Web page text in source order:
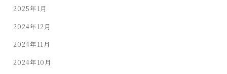
2025年1月
2024年12月
2024年11月
2024年10月